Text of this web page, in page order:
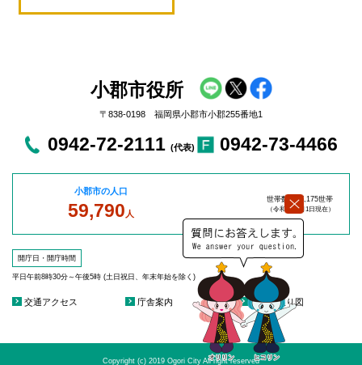
小郡市役所
〒838-0198 福岡県小郡市小郡255番地1
0942-72-2111 (代表) 0942-73-4466
小郡市の人口
59,790 人
世帯数：27,175世帯
（令和8年8月1日現在）
開庁日・開庁時間
平日午前8時30分～午後5時 (土日祝日、年末年始を除く)
交通アクセス 庁舎案内 庁舎見取り図
Copyright (c) 2019 Ogori City All right reserved